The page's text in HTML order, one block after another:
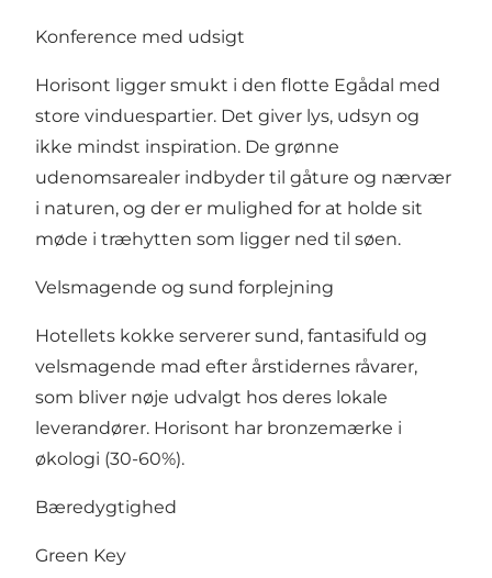
Konference med udsigt
Horisont ligger smukt i den flotte Egådal med
store vinduespartier. Det giver lys, udsyn og
ikke mindst inspiration. De grønne
udenomsarealer indbyder til gåture og nærvær
i naturen, og der er mulighed for at holde sit
møde i træhytten som ligger ned til søen.
Velsmagende og sund forplejning
Hotellets kokke serverer sund, fantasifuld og
velsmagende mad efter årstidernes råvarer,
som bliver nøje udvalgt hos deres lokale
leverandører. Horisont har bronzemærke i
økologi (30-60%).
Bæredygtighed
Green Key